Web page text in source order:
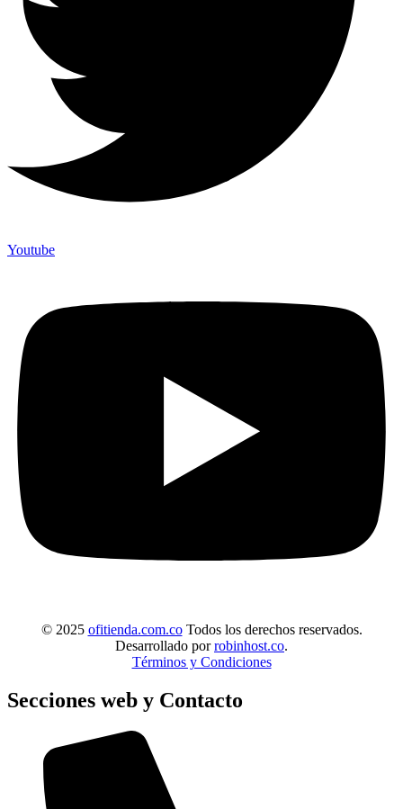
Youtube
© 2025 ofitienda.com.coTodos los derechos reservados.
Desarrollado porrobinhost.co.
Términos y Condiciones
Secciones web y Contacto